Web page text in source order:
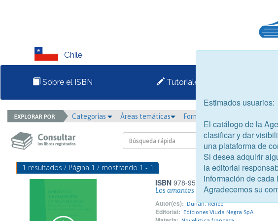
Chile
Sobre el ISBN Tutoriales
Categorías Áreas temáticas Formato
1 resultados / Página 1 / mostrando 1 - 1
ISBN 978-956-9869-18-1
Los amantes del diablo
Autor(es): Dunan, Renée
Editorial: Ediciones Viuda Negra SpA
Estimados usuarios:
El catálogo de la
clasificar y dar
una plataforma de
Si desea adquirir
la editorial
información de cada
Agradecemos su